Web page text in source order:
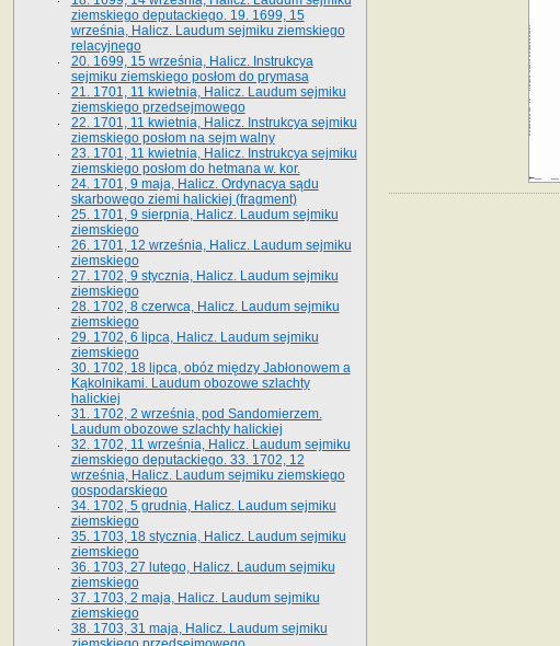
ziemskiego deputackiego. 19. 1699, 15
września, Halicz. Laudum sejmiku ziemskiego
relacyjnego
20. 1699, 15 września, Halicz. Instrukcya
sejmiku ziemskiego posłom do prymasa
21. 1701, 11 kwietnia, Halicz. Laudum sejmiku
ziemskiego przedsejmowego
22. 1701, 11 kwietnia, Halicz. Instrukcya sejmiku
ziemskiego posłom na sejm walny
23. 1701, 11 kwietnia, Halicz. Instrukcya sejmiku
ziemskiego posłom do hetmana w. kor.
24. 1701, 9 maja, Halicz. Ordynacya sądu
skarbowego ziemi halickiej (fragment)
25. 1701, 9 sierpnia, Halicz. Laudum sejmiku
ziemskiego
26. 1701, 12 września, Halicz. Laudum sejmiku
ziemskiego
27. 1702, 9 stycznia, Halicz. Laudum sejmiku
ziemskiego
28. 1702, 8 czerwca, Halicz. Laudum sejmiku
ziemskiego
29. 1702, 6 lipca, Halicz. Laudum sejmiku
ziemskiego
30. 1702, 18 lipca, obóz między Jabłonowem a
Kąkolnikami. Laudum obozowe szlachty
halickiej
31. 1702, 2 września, pod Sandomierzem.
Laudum obozowe szlachty halickiej
32. 1702, 11 września, Halicz. Laudum sejmiku
ziemskiego deputackiego. 33. 1702, 12
września, Halicz. Laudum sejmiku ziemskiego
gospodarskiego
34. 1702, 5 grudnia, Halicz. Laudum sejmiku
ziemskiego
35. 1703, 18 stycznia, Halicz. Laudum sejmiku
ziemskiego
36. 1703, 27 lutego, Halicz. Laudum sejmiku
ziemskiego
37. 1703, 2 maja, Halicz. Laudum sejmiku
ziemskiego
38. 1703, 31 maja, Halicz. Laudum sejmiku